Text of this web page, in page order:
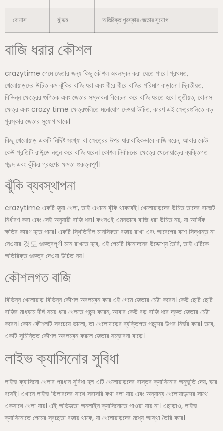
বোনাস র্যান্ডম অতিরিক্ত পুরস্কার জেতার সুযোগ
বাজি ধরার কৌশল
crazytime গেমে জেতার জন্য কিছু কৌশল অবলম্বন করা যেতে পারে। প্রথমত,
খেলোয়াড়দের উচিত কম ঝুঁকির বাজি ধরা এবং ধীরে ধীরে বাজির পরিমাণ বাড়ানো। দ্বিতীয়ত,
বিভিন্ন ক্ষেত্রের গুণিতক এবং জেতার সম্ভাবনা বিবেচনা করে বাজি ধরতে হবে। তৃতীয়ত, বোনাস
ক্ষেত্র এবং crazy time ক্ষেত্রগুলিতে মনোযোগ দেওয়া উচিত, কারণ এই ক্ষেত্রগুলিতে বড়
পুরস্কার জেতার সুযোগ থাকে।
কিছু খেলোয়াড় একটি নির্দিষ্ট সংখ্যা বা ক্ষেত্রের উপর ধারাবাহিকভাবে বাজি ধরেন, আবার কেউ
কেউ প্রতিটি রাউন্ডে নতুন করে বাজি ধরেন। কৌশল নির্বাচনের ক্ষেত্রে খেলোয়াড়ের ব্যক্তিগত
পছন্দ এবং ঝুঁকির গ্রহণের ক্ষমতা গুরুত্বপূর্ণ।
ঝুঁকি ব্যবস্থাপনা
crazytime একটি জুয়া খেলা, তাই এখানে ঝুঁকি থাকবেই। খেলোয়াড়দের উচিত তাদের বাজেট
নির্ধারণ করা এবং সেই অনুযায়ী বাজি ধরা। কখনওই এমনভাবে বাজি ধরা উচিত নয়, যা আর্থিক
ক্ষতির কারণ হতে পারে। একটি স্থিতিশীল মানসিকতা বজায় রাখা এবং আবেগের বশে সিদ্ধান্ত না
নেওয়ার 것도 গুরুত্বপূর্ণ। মনে রাখতে হবে, এই গেমটি বিনোদনের উদ্দেশ্যে তৈরি, তাই এটিকে
অতিরিক্ত গুরুত্ব দেওয়া উচিত নয়।
কৌশলগত বাজি
বিভিন্ন খেলোয়াড় বিভিন্ন কৌশল অবলম্বন করে এই গেমে জেতার চেষ্টা করেন। কেউ ছোট ছোট
বাজির মাধ্যমে দীর্ঘ সময় ধরে খেলতে পছন্দ করেন, আবার কেউ বড় বাজি ধরে দ্রুত জেতার চেষ্টা
করেন। কোন কৌশলটি সবচেয়ে ভালো, তা খেলোয়াড়ের ব্যক্তিগত পছন্দের উপর নির্ভর করে। তবে,
একটি সুচিন্তিত কৌশল অবলম্বন করলে জেতার সম্ভাবনা বাড়ে।
লাইভ ক্যাসিনোর সুবিধা
লাইভ ক্যাসিনো খেলার প্রধান সুবিধা হল এটি খেলোয়াড়দের বাস্তব ক্যাসিনোর অনুভূতি দেয়, ঘরে
বসেই। এখানে লাইভ ডিলারদের সাথে সরাসরি কথা বলা যায় এবং অন্যান্য খেলোয়াড়দের সাথে
একসাথে খেলা যায়। এই অভিজ্ঞতা অনলাইন ক্যাসিনোতে পাওয়া যায় না। এছাড়াও, লাইভ
ক্যাসিনোতে গেমের স্বচ্ছতা বজায় থাকে, যা খেলোয়াড়দের মধ্যে আস্থা তৈরি করে।